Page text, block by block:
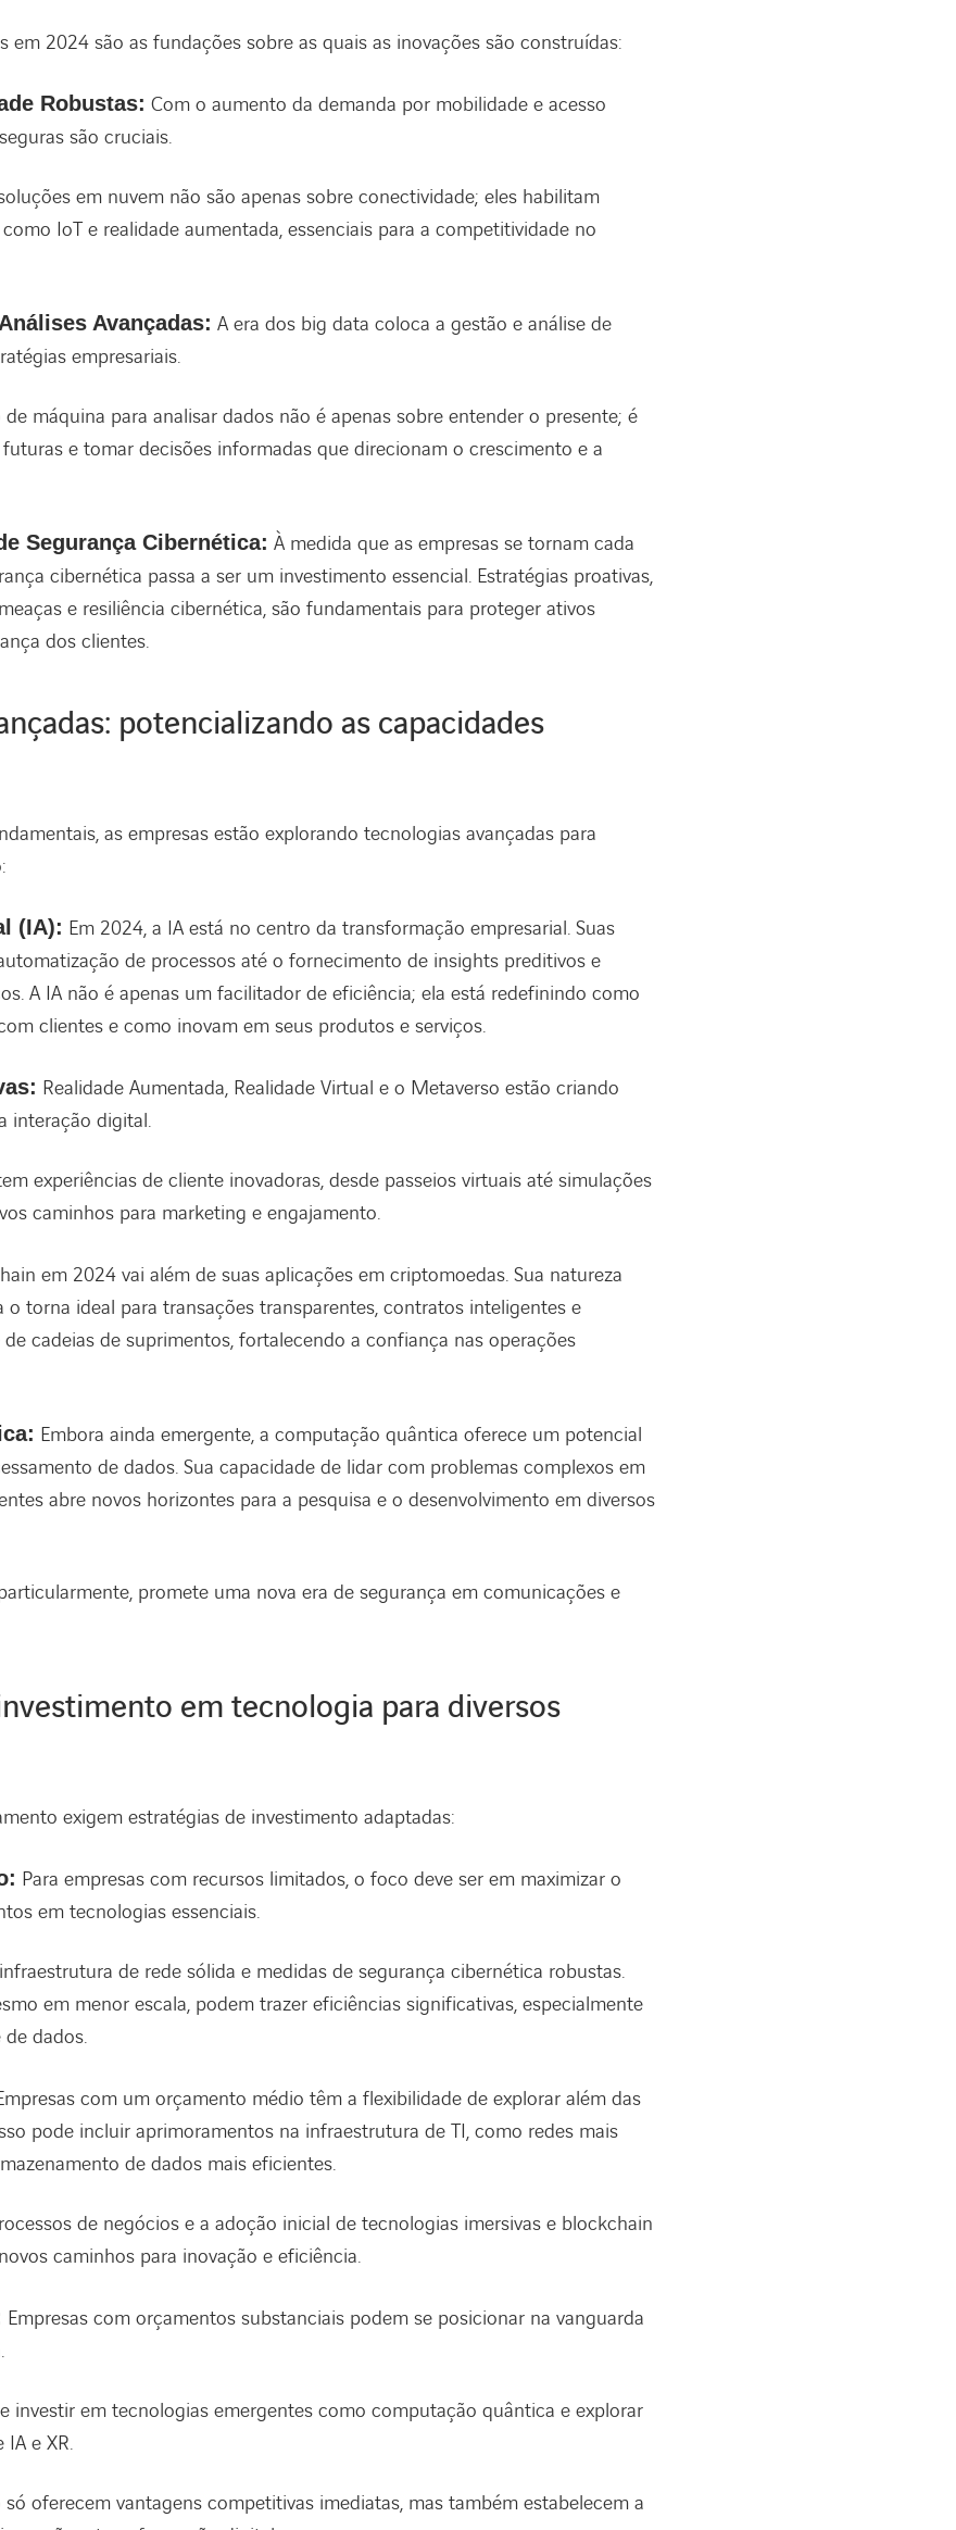
em 2024 são as fundações sobre as quais as inovações são construídas:
Robustas: Com o aumento da demanda por mobilidade e acesso
são cruciais.
em nuvem não são apenas sobre conectividade; eles habilitam
IoT e realidade aumentada, essenciais para a competitividade no
Avançadas: A era dos big data coloca a gestão e análise de
empresariais.
máquina para analisar dados não é apenas sobre entender o presente; é
e tomar decisões informadas que direcionam o crescimento e a
Segurança Cibernética: À medida que as empresas se tornam cada
cibernética passa a ser um investimento essencial. Estratégias proativas,
e resiliência cibernética, são fundamentais para proteger ativos
dos clientes.
potencializando as capacidades
as empresas estão explorando tecnologias avançadas para
(IA): Em 2024, a IA está no centro da transformação empresarial. Suas
de processos até o fornecimento de insights preditivos e
A IA não é apenas um facilitador de eficiência; ela está redefinindo como
clientes e como inovam em seus produtos e serviços.
Realidade Aumentada, Realidade Virtual e o Metaverso estão criando
interação digital.
experiências de cliente inovadoras, desde passeios virtuais até simulações
caminhos para marketing e engajamento.
em 2024 vai além de suas aplicações em criptomoedas. Sua natureza
o torna ideal para transações transparentes, contratos inteligentes e
cadeias de suprimentos, fortalecendo a confiança nas operações
Embora ainda emergente, a computação quântica oferece um potencial
de dados. Sua capacidade de lidar com problemas complexos em
abre novos horizontes para a pesquisa e o desenvolvimento em diversos
promete uma nova era de segurança em comunicações e
em tecnologia para diversos
exigem estratégias de investimento adaptadas:
Para empresas com recursos limitados, o foco deve ser em maximizar o
em tecnologias essenciais.
de rede sólida e medidas de segurança cibernética robustas.
em menor escala, podem trazer eficiências significativas, especialmente
dados.
com um orçamento médio têm a flexibilidade de explorar além das
pode incluir aprimoramentos na infraestrutura de TI, como redes mais
de dados mais eficientes.
de negócios e a adoção inicial de tecnologias imersivas e blockchain
caminhos para inovação e eficiência.
Empresas com orçamentos substanciais podem se posicionar na vanguarda
investir em tecnologias emergentes como computação quântica e explorar
e XR.
só oferecem vantagens competitivas imediatas, mas também estabelecem a